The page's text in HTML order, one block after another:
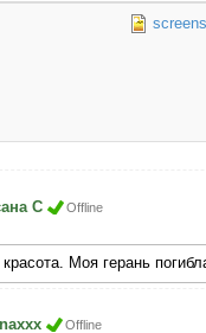
С Offline
Моя герань
Offline